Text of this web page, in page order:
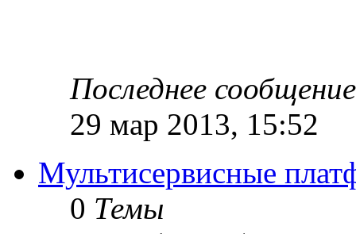
Последнее сообщение
29 мар 2013, 15:52
Мультисервисные
0 Темы